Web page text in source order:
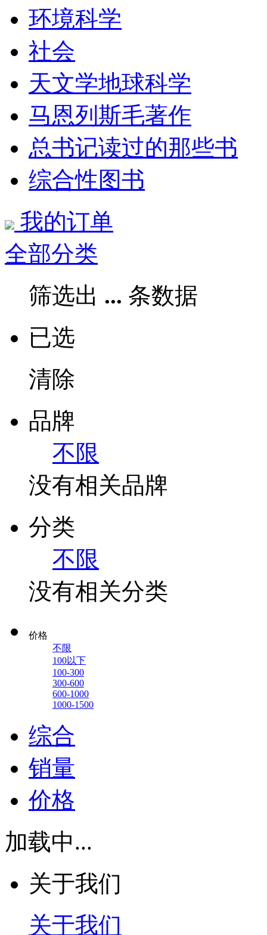
环境科学
社会
天文学地球科学
马恩列斯毛著作
总书记读过的那些书
综合性图书
我的订单
全部分类
筛选出 ... 条数据
已选
清除
品牌
不限
没有相关品牌
分类
不限
没有相关分类
价格
不限
100以下
100-300
300-600
600-1000
1000-1500
综合
销量
价格
加载中...
关于我们
关于我们